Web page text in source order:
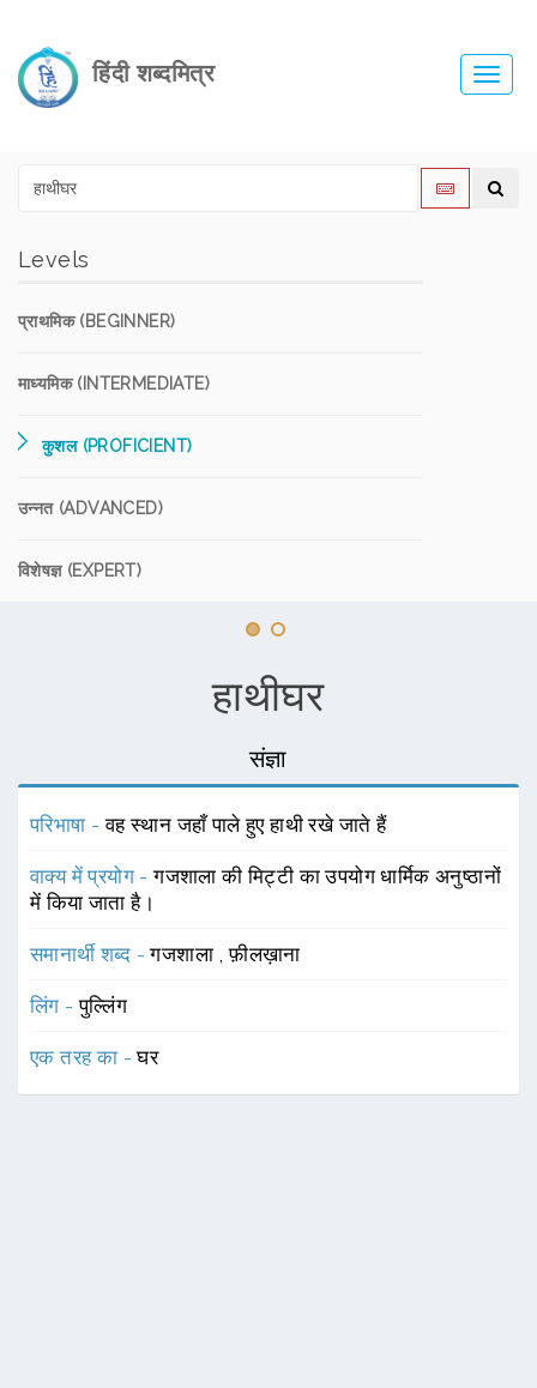
हिंदी शब्दमित्र
Levels
प्राथमिक (BEGINNER)
माध्यमिक (INTERMEDIATE)
कुशल (PROFICIENT)
उन्नत (ADVANCED)
विशेषज्ञ (EXPERT)
हाथीघर
संज्ञा
परिभाषा -वह स्थान जहाँ पाले हुए हाथी रखे जाते हैं
वाक्य में प्रयोग -गजशाला की मिट्टी का उपयोग धार्मिक अनुष्ठानों
में किया जाता है।
समानार्थी शब्द -गजशाला ,फ़ीलख़ाना
लिंग -पुल्लिंग
एक तरह का -घर